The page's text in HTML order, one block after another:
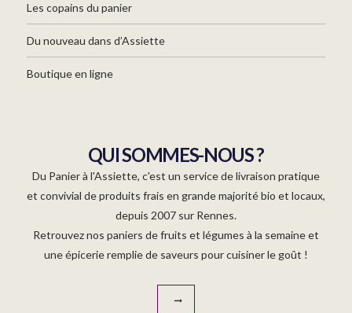
Les copains du panier
Du nouveau dans d’Assiette
Boutique en ligne
QUI SOMMES-NOUS ?
Du Panier à l'Assiette, c'est un service de livraison pratique
et convivial de produits frais en grande majorité bio et locaux,
depuis 2007 sur Rennes.
Retrouvez nos paniers de fruits et légumes à la semaine et
une épicerie remplie de saveurs pour cuisiner le goût !